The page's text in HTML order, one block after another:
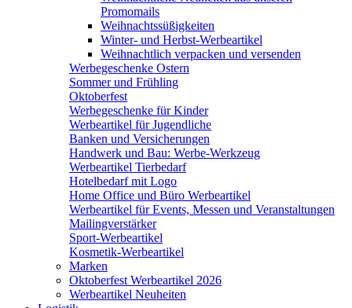
Promomails
Weihnachtssüßigkeiten
Winter- und Herbst-Werbeartikel
Weihnachtlich verpacken und versenden
Werbegeschenke Ostern
Sommer und Frühling
Oktoberfest
Werbegeschenke für Kinder
Werbeartikel für Jugendliche
Banken und Versicherungen
Handwerk und Bau: Werbe-Werkzeug
Werbeartikel Tierbedarf
Hotelbedarf mit Logo
Home Office und Büro Werbeartikel
Werbeartikel für Events, Messen und Veranstaltungen
Mailingverstärker
Sport-Werbeartikel
Kosmetik-Werbeartikel
Marken
Oktoberfest Werbeartikel 2026
Werbeartikel Neuheiten